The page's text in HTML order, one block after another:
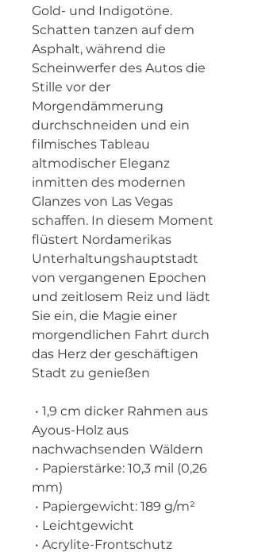
Gold- und Indigotöne.
Schatten tanzen auf dem
Asphalt, während die
Scheinwerfer des Autos die
Stille vor der
Morgendämmerung
durchschneiden und ein
filmisches Tableau
altmodischer Eleganz
inmitten des modernen
Glanzes von Las Vegas
schaffen. In diesem Moment
flüstert Nordamerikas
Unterhaltungshauptstadt
von vergangenen Epochen
und zeitlosem Reiz und lädt
Sie ein, die Magie einer
morgendlichen Fahrt durch
das Herz der geschäftigen
Stadt zu genießen
Ayous-Holz aus
nachwachsenden Wäldern
mm)
• Papiergewicht: 189 g/m²
• Leichtgewicht
• Acrylite-Frontschutz